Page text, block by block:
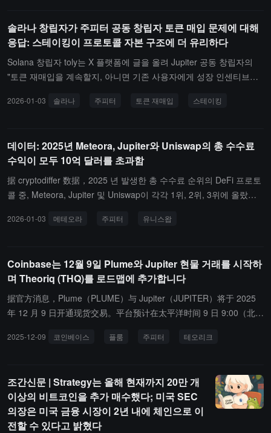
솔라나 창립자가 주피터 공동 창립자 토큰 매입 문제에 대해
응답: 스테이킹이 프로토콜 자본 구조에 더 유리하다
Solana 창립자 toly는 X 플랫폼에 글을 올려 Jupiter 공동 창립자의
"토큰 재매입을 계속할지, 아니면 기존 사용자에게 성장 인센티브를
자체가 매우 어렵고, 전통 금융은 실제로 자본 축적을 완료하는 데 10
에서 이러한 메커니즘에 가장 가까운 것은 사실 스테이킹입니다. 장
기 보유를 원하는 참여자는 메커니즘상 장기 보유를 원하지 않는 사
람들을 희석시킵니다. 프로토콜은 이익을 미래에 토큰으로 청구할 수
있는 프로토콜 자산으로 침전시킬 수 있으며, 사용자가 1년 동안 잠
다. 프로토콜 자산의 대차대조표가 지속적으로 확장됨에 따라, 장기
속적으로 증가합니다."
2026-01-03 솔라나 주피터 토큰 재매입 스테이킹
데이터: 2025년 Meteora, Jupiter와 Uniswap의 총 수수료
수익이 모두 10억 달러를 초과함
据 cryptodiffer 数据，2025 년 발생한 총 수수료 순위의 DeFi 프로토
콜 중, Meteora, Jupiter 및 Uniswap이 각각 1위, 2위, 3위에 올랐으
억 달러입니다.
2026-01-03 메테오라 주피터 유니스왑
Coinbase는 12월 9일 Plume와 Jupiter 현물 거래를 시작하
며 Theoriq (THQ)를 로드맵에 추가합니다
据官方消息，Plume（PLUME）与 Jupiter（JUPITER）将于 2025
年 12 月 9 日开通现货交易。平台预计在太平洋时间 9 日 9:00（北京
D 与 JUPITER-USD 交易对，适用于支持交易的地区。并将 Theoriq
2025-12-09 코인베이스 플룸 주피터 테오리크
조간신문 | Strategy는 올해 현재까지 20만 개
이상의 비트코인을 추가 매수했다; 미국 SEC
의장은 미국 금융 시장이 2년 내에 체인으로 이
전할 수 있다고 밝혔다